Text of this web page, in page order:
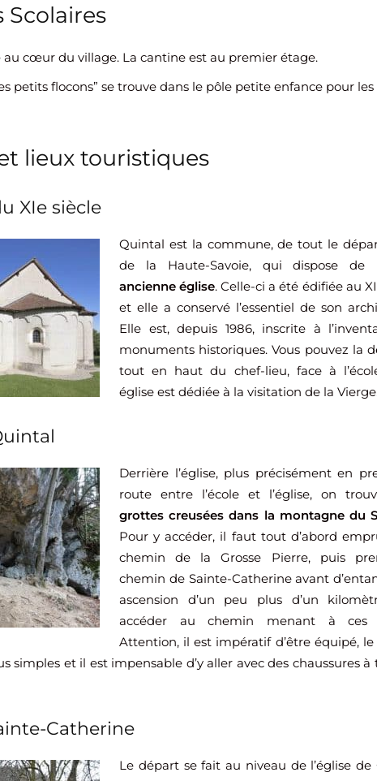
au cœur du village. La cantine est au premier étage.
petits flocons” se trouve dans le pôle petite enfance pour
lieux touristiques
XIe siècle
Quintal est la commune, de tout le
de la Haute-Savoie, qui dispose de
ancienne église. Celle-ci a été édifiée au
et elle a conservé l’essentiel de son
Elle est, depuis 1986, inscrite à
monuments historiques. Vous pouvez la
tout en haut du chef-lieu, face à
église est dédiée à la visitation de la Vierge.
Derrière l’église, plus précisément en
route entre l’école et l’église, on
grottes creusées dans la montagne du
Pour y accéder, il faut tout d’abord
chemin de la Grosse Pierre, puis
chemin de Sainte-Catherine avant
ascension d’un peu plus d’un
accéder au chemin menant à ces
Attention, il est impératif d’être équipé,
simples et il est impensable d’y aller avec des chaussures à
Catherine
Le départ se fait au niveau de l’église de